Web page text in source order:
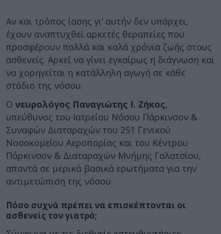
Αν και τρόπος ίασης γι’ αυτήν δεν υπάρχει,
έχουν αναπτυχθεί αρκετές θεραπείες που
προσφέρουν πολλά και καλά χρόνια ζωής στους
ασθενείς. Αρκεί να γίνει εγκαίρως η διάγνωση και
να χορηγείται η κατάλληλη αγωγή σε κάθε
στάδιο της νόσου.
Ο νευρολόγος Παναγιώτης Ι. Ζήκος,
υπεύθυνος του Ιατρείου Νόσου Πάρκινσον &
Συναφών Διαταραχών του 251 Γενικού
Νοσοκομείου Αεροπορίας και του Κέντρου
Πάρκινσον & Διαταραχών Μνήμης Γαλατσίου,
απαντά σε μερικά βασικά ερωτήματα για την
αντιμετώπιση της νόσου.
Πόσο συχνά πρέπει να επισκέπτονται οι
ασθενείς τον γιατρό;